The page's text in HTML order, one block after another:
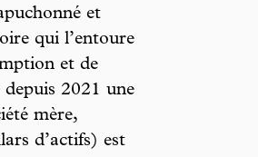
et
qui l’entoure
et de
2021 une
mère,
­d’actifs) est